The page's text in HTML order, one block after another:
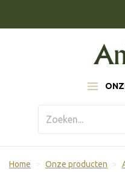
Home Onze producten